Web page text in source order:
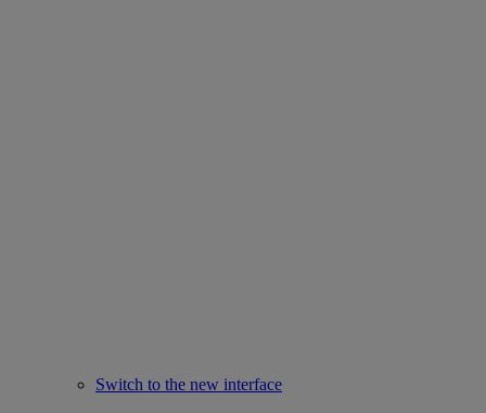
Switch to the new interface